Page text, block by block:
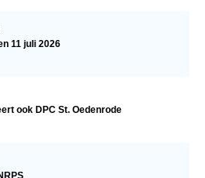
11 juli 2026
ook DPC St. Oedenrode